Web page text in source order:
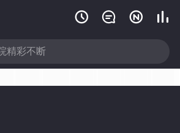
   